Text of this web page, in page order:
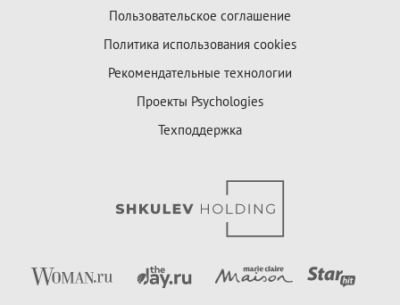
Пользовательское соглашение
Политика использования cookies
Рекомендательные технологии
Проекты Psychologies
Техподдержка